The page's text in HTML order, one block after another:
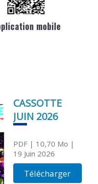
mobile
CASSOTTE
JUIN 2026
PDF| 10,70 Mo |
19 Juin 2026
Télécharger